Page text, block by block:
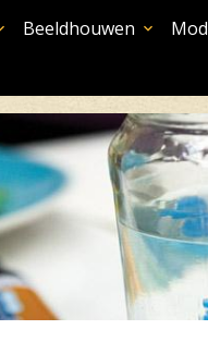
Beeldhouwen expand_more